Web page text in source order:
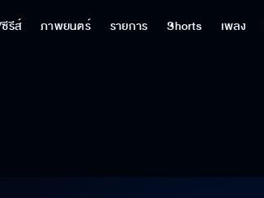
รีส์ ภาพยนตร์ รายการ Shorts เพลง